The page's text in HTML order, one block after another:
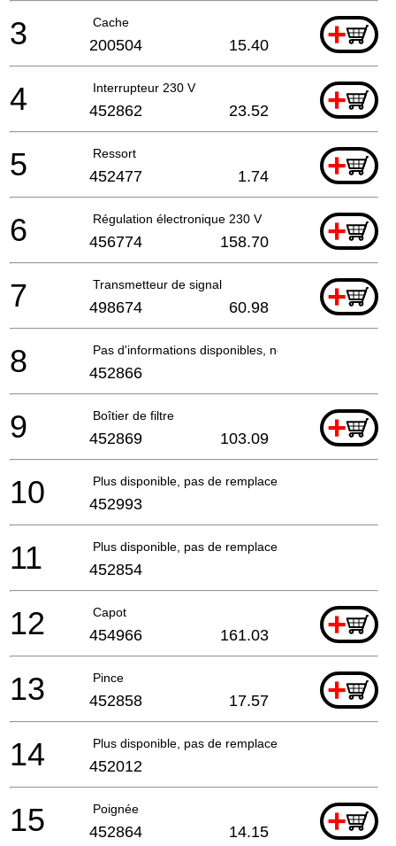
Cache +
3 200504 15.40
Interrupteur 230 V +
4 452862 23.52
Ressort +
5 452477 1.74
Régulation électronique 230 V +
6 456774 158.70
Transmetteur de signal +
7 498674 60.98
Pas d'informations disponibles, non commandable
8 452866
Boîtier de filtre +
9 452869 103.09
Plus disponible, pas de remplacement
10 452993
Plus disponible, pas de remplacement
11 452854
Capot +
12 454966 161.03
Pince +
13 452858 17.57
Plus disponible, pas de remplacement
14 452012
Poignée +
15 452864 14.15